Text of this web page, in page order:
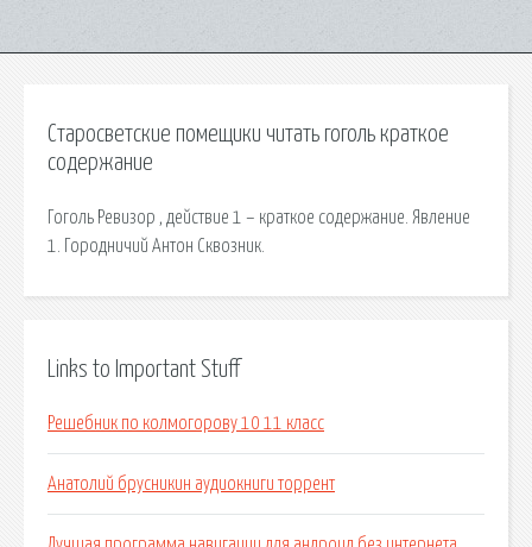
Старосветские помещики читать гоголь краткое
содержание
Гоголь Ревизор , действие 1 – краткое содержание. Явление
1. Городничий Антон Сквозник.
Links to Important Stuff
Решебник по колмогорову 10 11 класс
Анатолий брусникин аудиокниги торрент